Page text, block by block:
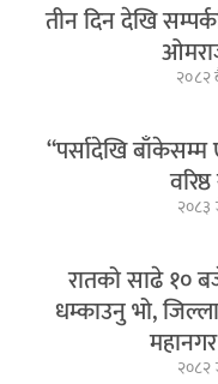
तीन दिन देखि
२०८२
“पर्सादेखि
२०८३
रातको साढे १०
धम्काउनु भो,
२०८२